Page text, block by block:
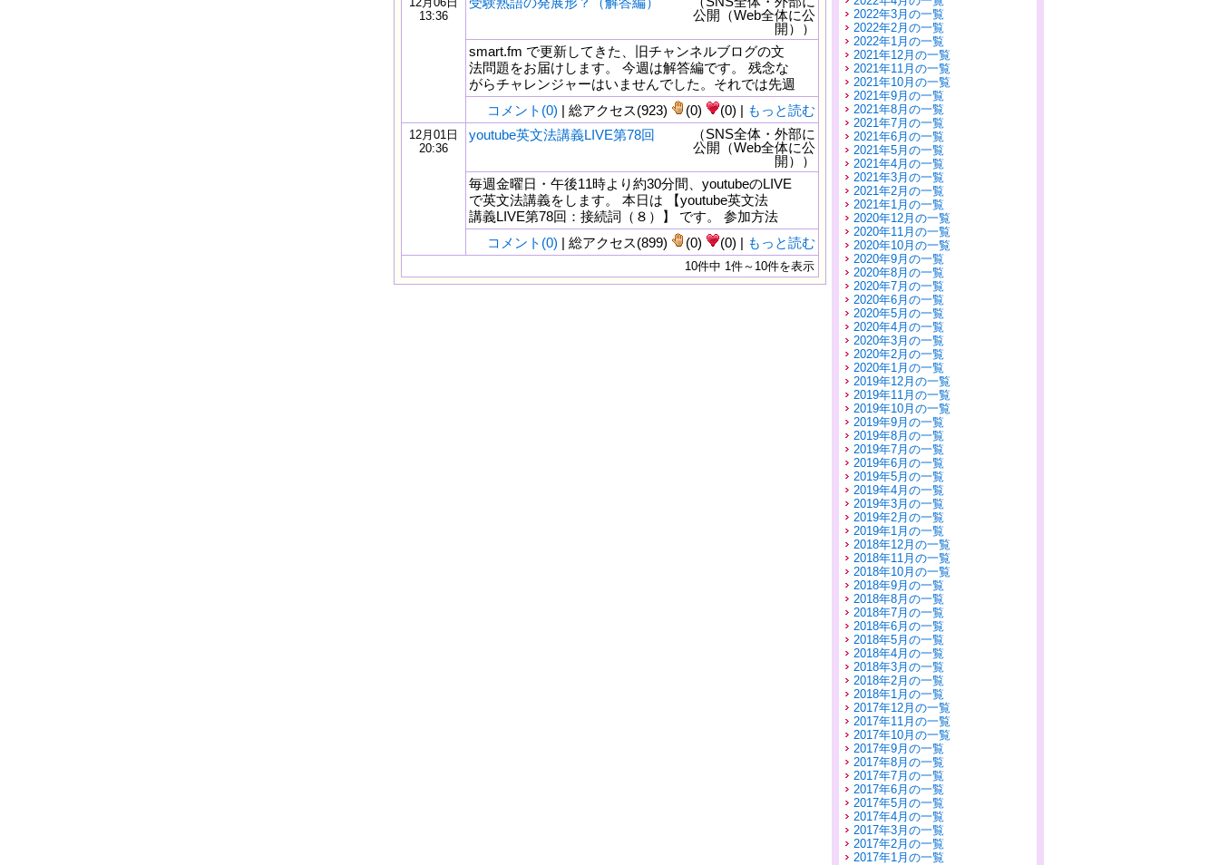
13:36
公開（Web全体に公
開））
smart.fm で更新してきた、旧チャンネルブログの文
法問題をお届けします。 今週は解答編です。 残念な
がらチャレンジャーはいませんでした。それでは先週
コメント(0) | 総アクセス(923) (0) (0) | もっと読む
12月01日
20:36
youtube英文法講義LIVE第78回
（SNS全体・外部に
公開（Web全体に公
開））
毎週金曜日・午後11時より約30分間、youtubeのLIVE
で英文法講義をします。 本日は 【youtube英文法
講義LIVE第78回：接続詞（８）】 です。 参加方法
コメント(0) | 総アクセス(899) (0) (0) | もっと読む
10件中 1件～10件を表示
2022年3月の一覧
2022年2月の一覧
2022年1月の一覧
2021年12月の一覧
2021年11月の一覧
2021年10月の一覧
2021年9月の一覧
2021年8月の一覧
2021年7月の一覧
2021年6月の一覧
2021年5月の一覧
2021年4月の一覧
2021年3月の一覧
2021年2月の一覧
2021年1月の一覧
2020年12月の一覧
2020年11月の一覧
2020年10月の一覧
2020年9月の一覧
2020年8月の一覧
2020年7月の一覧
2020年6月の一覧
2020年5月の一覧
2020年4月の一覧
2020年3月の一覧
2020年2月の一覧
2020年1月の一覧
2019年12月の一覧
2019年11月の一覧
2019年10月の一覧
2019年9月の一覧
2019年8月の一覧
2019年7月の一覧
2019年6月の一覧
2019年5月の一覧
2019年4月の一覧
2019年3月の一覧
2019年2月の一覧
2019年1月の一覧
2018年12月の一覧
2018年11月の一覧
2018年10月の一覧
2018年9月の一覧
2018年8月の一覧
2018年7月の一覧
2018年6月の一覧
2018年5月の一覧
2018年4月の一覧
2018年3月の一覧
2018年2月の一覧
2018年1月の一覧
2017年12月の一覧
2017年11月の一覧
2017年10月の一覧
2017年9月の一覧
2017年8月の一覧
2017年7月の一覧
2017年6月の一覧
2017年5月の一覧
2017年4月の一覧
2017年3月の一覧
2017年2月の一覧
2017年1月の一覧